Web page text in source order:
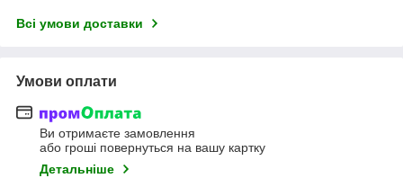
Всі умови доставки
Умови оплати
Ви отримаєте замовлення
або гроші повернуться на вашу картку
Детальніше